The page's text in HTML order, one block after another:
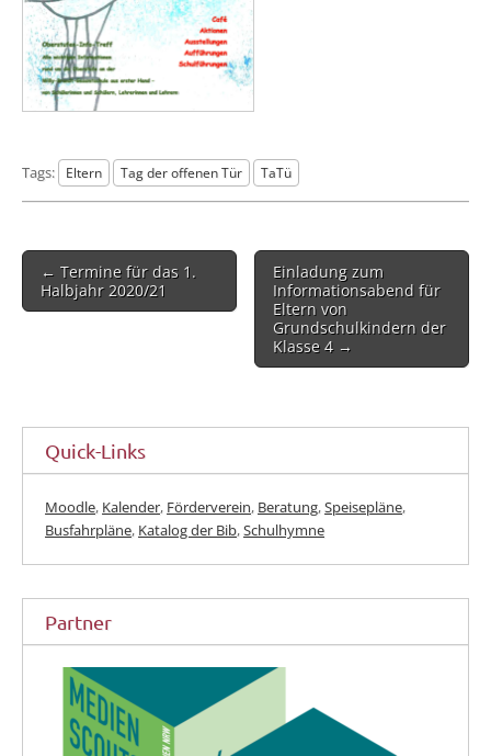
Tags: Eltern Tag der offenen Tür TaTü
Post
navigation
← Termine für das 1.
Halbjahr 2020/21
Einladung zum
Informationsabend für
Eltern von
Grundschulkindern der
Klasse 4 →
Quick-Links
Moodle, Kalender, Förderverein, Beratung,Speisepläne,
Busfahrpläne, Katalog der Bib,Schulhymne
Partner